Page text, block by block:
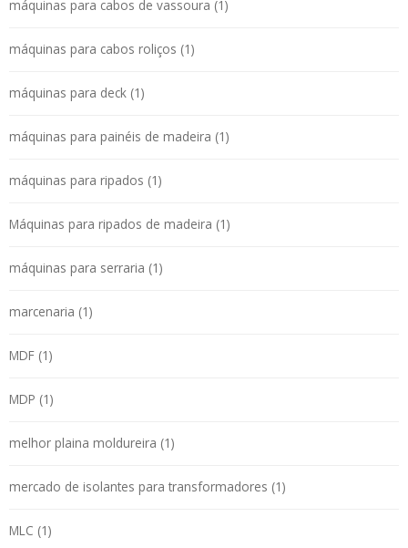
máquinas para cabos de vassoura (1)
máquinas para cabos roliços (1)
máquinas para deck (1)
máquinas para painéis de madeira (1)
máquinas para ripados (1)
Máquinas para ripados de madeira (1)
máquinas para serraria (1)
marcenaria (1)
MDF (1)
MDP (1)
melhor plaina moldureira (1)
mercado de isolantes para transformadores (1)
MLC (1)